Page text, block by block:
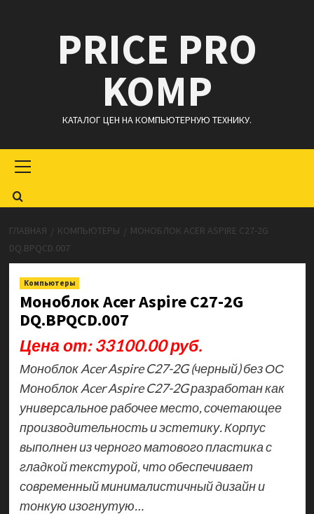
содержимомуPRICE PRO
KOMP
КАТАЛОГ ЦЕН НА КОМПЬЮТЕРНУЮ ТЕХНИКУ.
меню
ГЛАВНАЯ КОМПЬЮТЕРЫ
МОНОБЛОК ACER ASPIRE C27-2G
DQ.BPQCD.007
Компьютеры
Моноблок Acer Aspire C27-2G
DQ.BPQCD.007
Цена от: 33100.00 руб.
Моноблок Acer Aspire C27-2G (черный) без ОС
Моноблок Acer Aspire C27-2G разработан как
универсальное рабочее место, сочетающее
производительность и эстетику. Корпус
выполнен из черного матового пластика с
гладкой текстурой, что обеспечивает
современный минималистичный дизайн и
тонкую изогнутую…